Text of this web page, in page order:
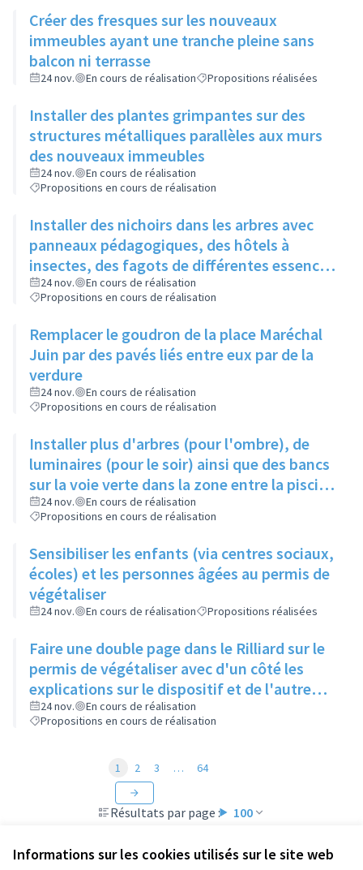
Informations sur les cookies utilisés sur le site web
Créer des fresques sur les nouveaux
immeubles ayant une tranche pleine sans
balcon ni terrasse
24 nov. En cours de réalisation Propositions réalisées
Installer des plantes grimpantes sur des
structures métalliques parallèles aux murs
des nouveaux immeubles
24 nov.
En cours de réalisation
Propositions en cours de réalisation
Installer des nichoirs dans les arbres avec
panneaux pédagogiques, des hôtels à
insectes, des fagots de différentes essences
pour stimuler la biodiversité sur la place du
Château à la Roue
24 nov.
En cours de réalisation
Propositions en cours de réalisation
Remplacer le goudron de la place Maréchal
Juin par des pavés liés entre eux par de la
verdure
24 nov.
En cours de réalisation
Propositions en cours de réalisation
Installer plus d'arbres (pour l'ombre), de
luminaires (pour le soir) ainsi que des bancs
sur la voie verte dans la zone entre la piscine
et la rue de l'Industrie
24 nov.
En cours de réalisation
Propositions en cours de réalisation
Sensibiliser les enfants (via centres sociaux,
écoles) et les personnes âgées au permis de
végétaliser
24 nov. En cours de réalisation Propositions réalisées
Faire une double page dans le Rilliard sur le
permis de végétaliser avec d'un côté les
explications sur le dispositif et de l'autre
côté des exemples concrets de lieux à
investir
24 nov.
En cours de réalisation
Propositions en cours de réalisation
Résultats par page : 100
1 2 3 … 64